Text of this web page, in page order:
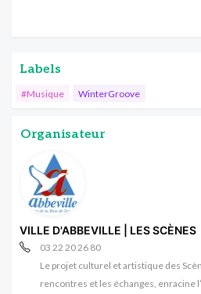
Labels
#Musique WinterGroove
Organisateur
VILLE D'ABBEVILLE | LES SCÈNES
03 22 20 26 80
Le projet culturel et artistique des
rencontres et les échanges, enracine